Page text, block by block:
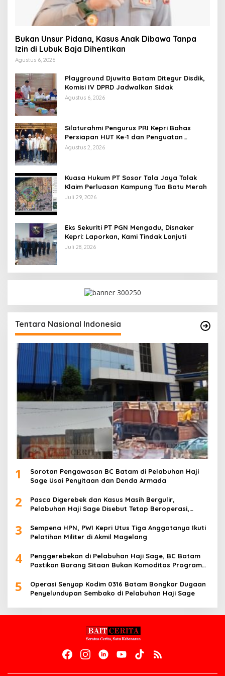
Bukan Unsur Pidana, Kasus Anak Dibawa Tanpa
Izin di Lubuk Baja Dihentikan
Agustus 6, 2026
Playground Djuwita Batam Ditegur Disdik,
Komisi IV DPRD Jadwalkan Sidak
Agustus 6, 2026
Silaturahmi Pengurus PRI Kepri Bahas
Persiapan HUT Ke-1 dan Penguatan
Konsolidasi Partai
Agustus 2, 2026
Kuasa Hukum PT Sosor Tala Jaya Tolak
Klaim Perluasan Kampung Tua Batu Merah
Juli 29, 2026
Eks Sekuriti PT PGN Mengadu, Disnaker
Kepri: Laporkan, Kami Tindak Lanjuti
Juli 28, 2026
Tentara Nasional Indonesia
1
Sorotan Pengawasan BC Batam di Pelabuhan Haji
Sage Usai Penyitaan dan Denda Armada
2
Pasca Digerebek dan Kasus Masih Bergulir,
Pelabuhan Haji Sage Disebut Tetap Beroperasi,
3
Sempena HPN, PWI Kepri Utus Tiga Anggotanya Ikuti
Pelatihan Militer di Akmil Magelang
4
Penggerebekan di Pelabuhan Haji Sage, BC Batam
Pastikan Barang Sitaan Bukan Komoditas Program
5
Operasi Senyap Kodim 0316 Batam Bongkar Dugaan
Penyelundupan Sembako di Pelabuhan Haji Sage